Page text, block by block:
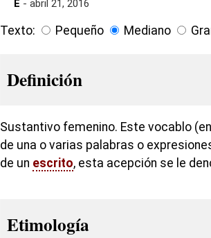
E - abril 21, 2016
Texto: Pequeño Mediano
Definición
Sustantivo femenino. Este vocablo
de una o varias palabras o
de un escrito, esta acepción se le
Etimología